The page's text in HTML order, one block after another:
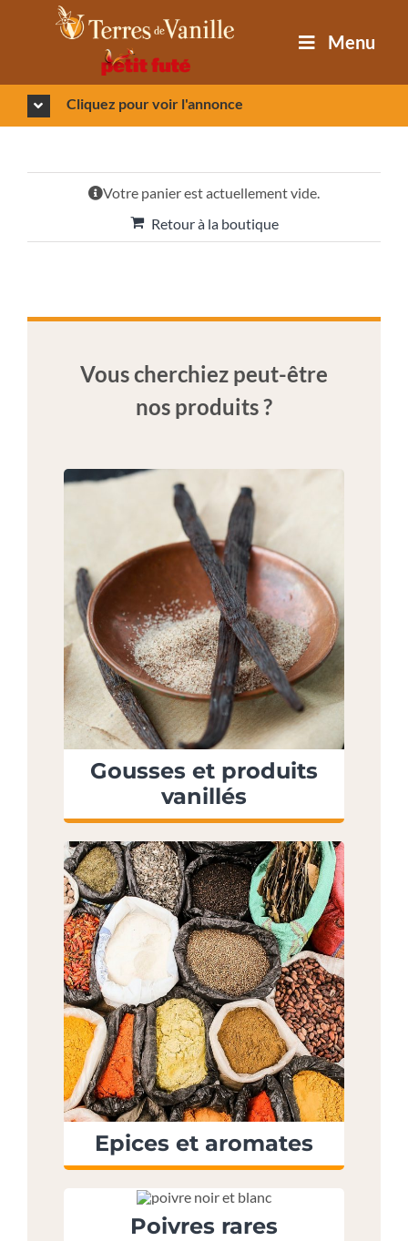
Menu
Cliquez pour voir l'annonce
Votre panier est actuellement vide.
Retour à la boutique
Vous cherchiez peut-être
nos produits ?
Gousses et produits
vanillés
Epices et aromates
Poivres rares